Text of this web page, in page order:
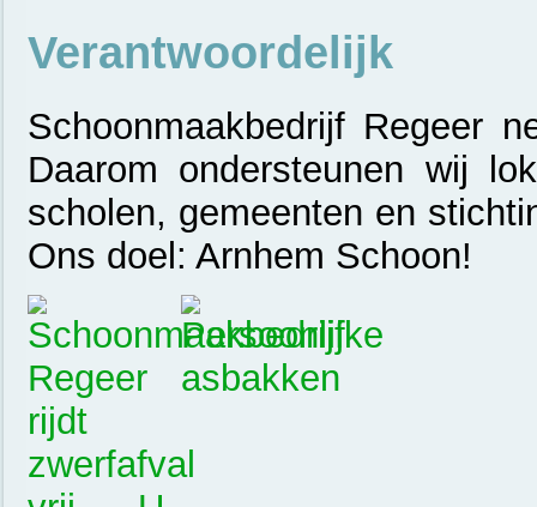
Verantwoordelijk
Schoonmaakbedrijf Regeer
Daarom ondersteunen wij
scholen, gemeenten en
Ons doel: Arnhem Schoon!